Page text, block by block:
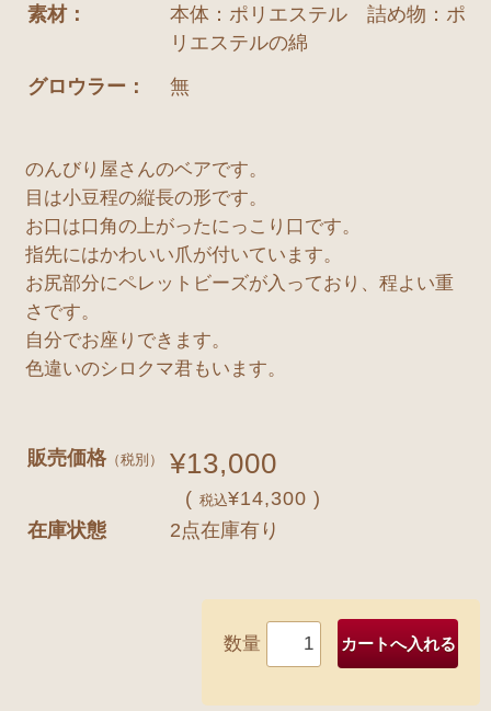
素材：
本体：ポリエステル 詰め物：ポ
リエステルの綿
グロウラー：
無
のんびり屋さんのベアです。
目は小豆程の縦長の形です。
お口は口角の上がったにっこり口です。
指先にはかわいい爪が付いています。
お尻部分にペレットビーズが入っており、程よい重
さです。
自分でお座りできます。
色違いのシロクマ君もいます。
販売価格（税別） ¥13,000
(税込¥14,300 )
在庫状態 2点在庫有り
数量